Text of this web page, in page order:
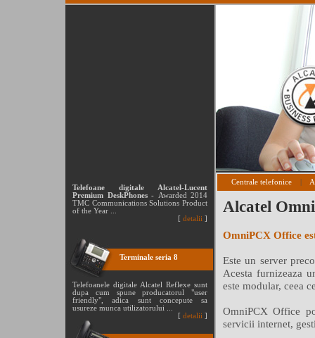
Telefoane digitale Alcatel-Lucent
Premium DeskPhones-
Awarded 2014
TMC Communications Solutions Product
of the Year
[ detalii ]
Terminale seria 8
Telefoanele digitale Alcatel Reflexe sunt
dupa cum spune producatorul "user
friendly", adica sunt concepute sa
usureze munca utilizatorului ...
[ detalii ]
Centrale telefonice
Alcatel
OmniPCX Office
Este un server
Acesta furnizeaza
este modular, ceea
OmniPCX Office
servicii internet,